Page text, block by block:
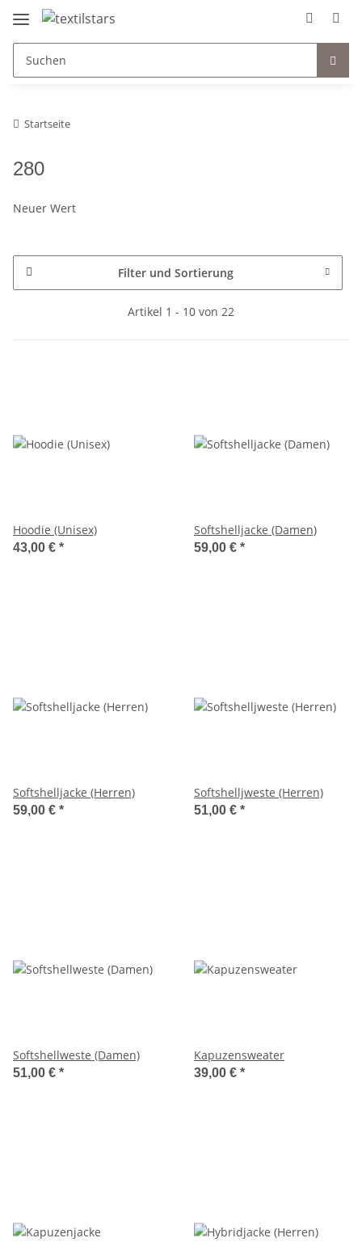
Startseite
280
Neuer Wert
Filter und Sortierung
Artikel 1 - 10 von 22
Hoodie (Unisex)
43,00 € *
Softshelljacke (Damen)
59,00 € *
Softshelljacke (Herren)
59,00 € *
Softshelljweste (Herren)
51,00 € *
Softshellweste (Damen)
51,00 € *
Kapuzensweater
39,00 € *